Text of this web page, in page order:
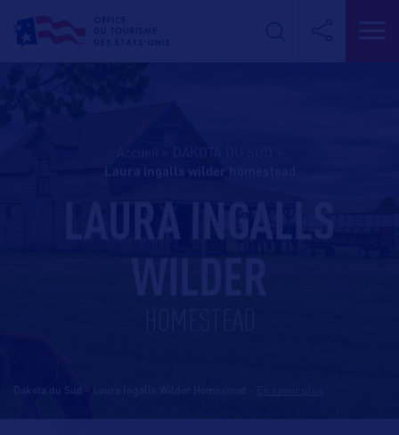
LAURA INGALLS
WILDER
HOMESTEAD
Dakota du Sud - Laura Ingalls Wilder Homestead